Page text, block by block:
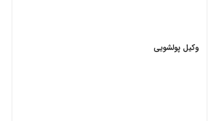
وکیل پولشویی